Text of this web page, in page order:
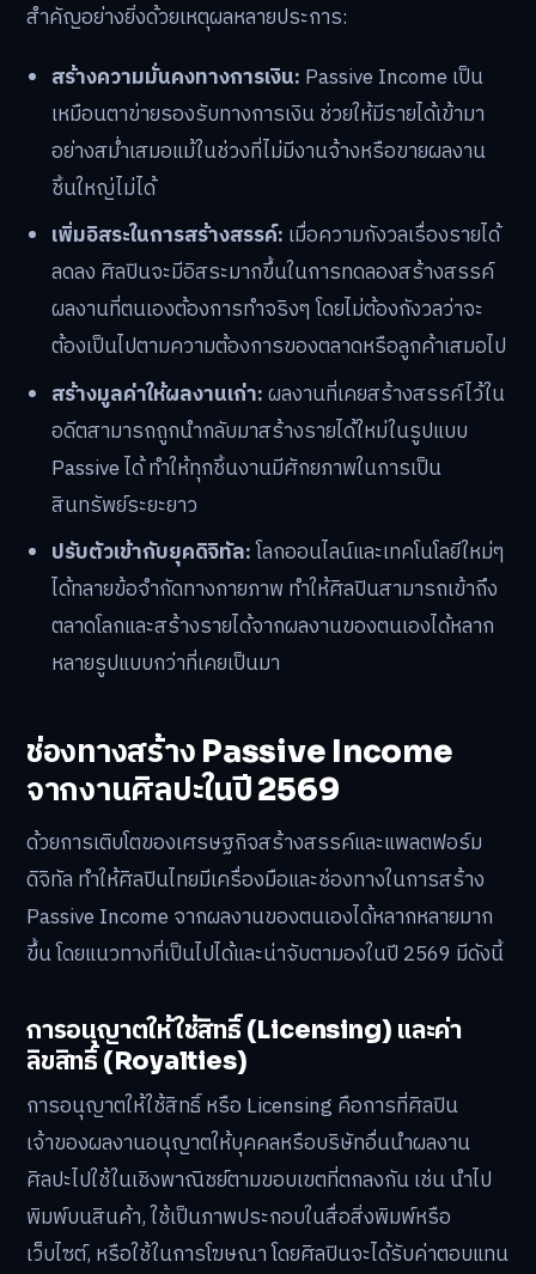
สำคัญอย่างยิ่งด้วยเหตุผลหลายประการ:
สร้างความมั่นคงทางการเงิน: Passive Income เป็น
เหมือนตาข่ายรองรับทางการเงิน ช่วยให้มีรายได้เข้ามา
อย่างสม่ำเสมอแม้ในช่วงที่ไม่มีงานจ้างหรือขายผลงาน
ชิ้นใหญ่ไม่ได้
เพิ่มอิสระในการสร้างสรรค์: เมื่อความกังวลเรื่องรายได้
ลดลง ศิลปินจะมีอิสระมากขึ้นในการทดลองสร้างสรรค์
ผลงานที่ตนเองต้องการทำจริงๆ โดยไม่ต้องกังวลว่าจะ
ต้องเป็นไปตามความต้องการของตลาดหรือลูกค้าเสมอไป
สร้างมูลค่าให้ผลงานเก่า:ผลงานที่เคยสร้างสรรค์ไว้ใน
อดีตสามารถถูกนำกลับมาสร้างรายได้ใหม่ในรูปแบบ
Passive ได้ ทำให้ทุกชิ้นงานมีศักยภาพในการเป็น
สินทรัพย์ระยะยาว
ปรับตัวเข้ากับยุคดิจิทัล:โลกออนไลน์และเทคโนโลยีใหม่ๆ
ได้ทลายข้อจำกัดทางกายภาพ ทำให้ศิลปินสามารถเข้าถึง
ตลาดโลกและสร้างรายได้จากผลงานของตนเองได้หลาก
หลายรูปแบบกว่าที่เคยเป็นมา
ช่องทางสร้าง Passive Income
จากงานศิลปะในปี 2569
ด้วยการเติบโตของเศรษฐกิจสร้างสรรค์และแพลตฟอร์ม
ดิจิทัล ทำให้ศิลปินไทยมีเครื่องมือและช่องทางในการสร้าง
Passive Income จากผลงานของตนเองได้หลากหลายมาก
ขึ้น โดยแนวทางที่เป็นไปได้และน่าจับตามองในปี 2569 มีดังนี้
การอนุญาตให้ใช้สิทธิ์ (Licensing) และค่า
ลิขสิทธิ์ (Royalties)
การอนุญาตให้ใช้สิทธิ์ หรือ Licensing คือการที่ศิลปิน
เจ้าของผลงานอนุญาตให้บุคคลหรือบริษัทอื่นนำผลงาน
ศิลปะไปใช้ในเชิงพาณิชย์ตามขอบเขตที่ตกลงกัน เช่น นำไป
พิมพ์บนสินค้า, ใช้เป็นภาพประกอบในสื่อสิ่งพิมพ์หรือ
เว็บไซต์, หรือใช้ในการโฆษณา โดยศิลปินจะได้รับค่าตอบแทน